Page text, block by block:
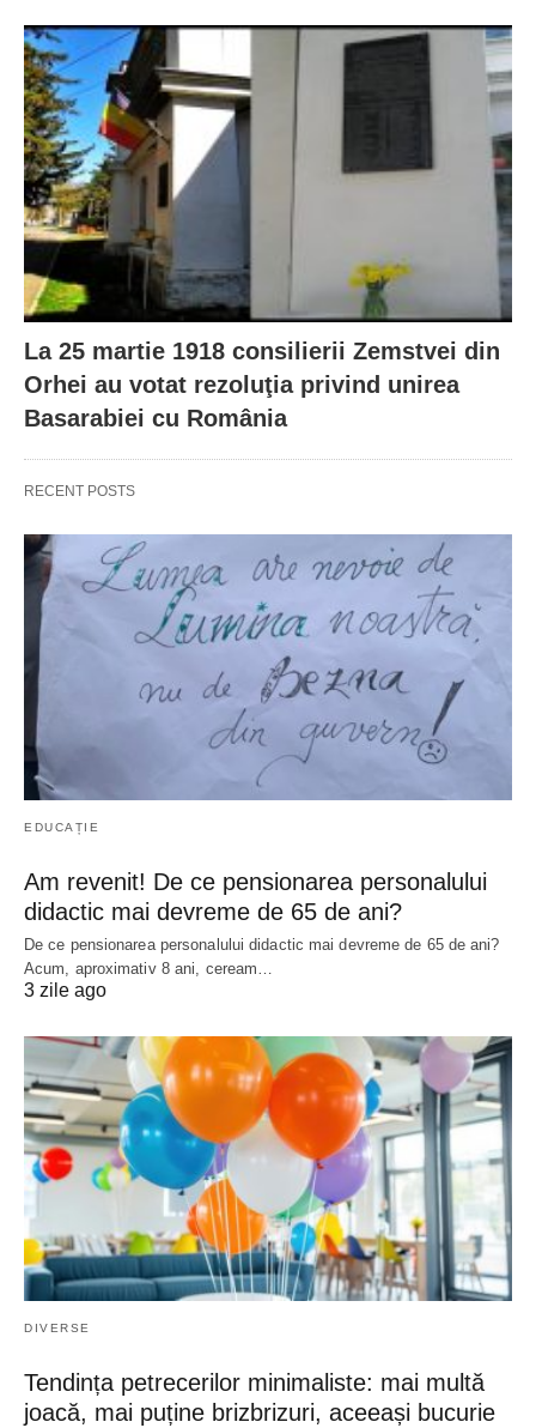
La 25 martie 1918 consilierii Zemstvei din
Orhei au votat rezoluţia privind unirea
Basarabiei cu România
RECENT POSTS
EDUCAȚIE
Am revenit! De ce pensionarea personalului
didactic mai devreme de 65 de ani?
De ce pensionarea personalului didactic mai devreme de 65 de ani?
Acum, aproximativ 8 ani, ceream…
3 zile ago
DIVERSE
Tendința petrecerilor minimaliste: mai multă
joacă, mai puține brizbrizuri, aceeași bucurie